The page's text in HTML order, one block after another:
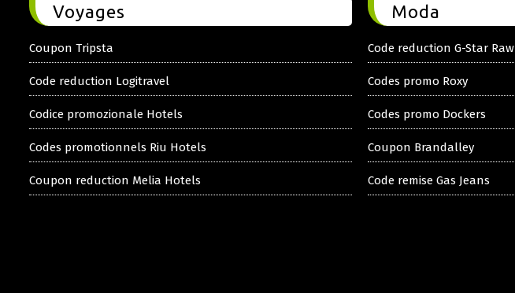
Voyages
Coupon Tripsta
Code reduction Logitravel
Codice promozionale Hotels
Codes promotionnels Riu Hotels
Coupon reduction Melia Hotels
Moda
Code reduction G-Star Raw
Codes promo Roxy
Codes promo Dockers
Coupon Brandalley
Code remise Gas Jeans